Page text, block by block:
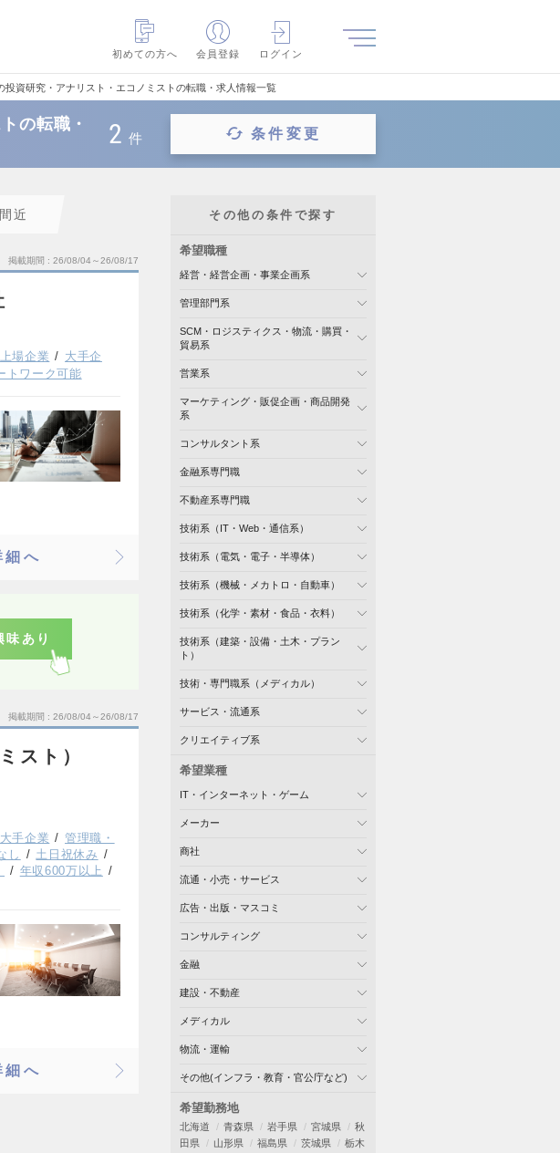
初めての方へ
会員登録 ログイン
投資研究・アナリスト・エコノミストの転職・求人情報一覧
の転職・
2 件 条件変更
近
掲載期間 26/08/04～26/08/17
上場企業
大手企
トワーク可能
細へ
味あり
掲載期間 26/08/04～26/08/17
スト）
大手企業
管理職・
し
土日祝休み
年収600万以上
細へ
その他の条件で探す
希望職種
経営・経営企画・事業企画系
管理部門系
SCM・ロジスティクス・物流・購買・
貿易系
営業系
マーケティング・販促企画・商品開発
系
コンサルタント系
金融系専門職
不動産系専門職
技術系（IT・Web・通信系）
技術系（電気・電子・半導体）
技術系（機械・メカトロ・自動車）
技術系（化学・素材・食品・衣料）
技術系（建築・設備・土木・プラン
ト）
技術・専門職系（メディカル）
サービス・流通系
クリエイティブ系
希望業種
IT・インターネット・ゲーム
メーカー
商社
流通・小売・サービス
広告・出版・マスコミ
コンサルティング
金融
建設・不動産
メディカル
物流・運輸
その他(インフラ・教育・官公庁など)
希望勤務地
北海道 青森県 岩手県 宮城県
秋
田県
山形県 福島県 茨城県
栃木